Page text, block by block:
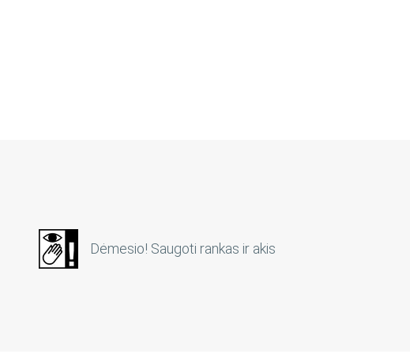
Dėmesio! Saugoti rankas ir akis